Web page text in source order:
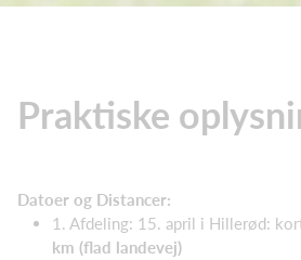
Praktiske
Datoer og Distancer:
1. Afdeling: 15. april i Hillerød:
km (flad landevej)